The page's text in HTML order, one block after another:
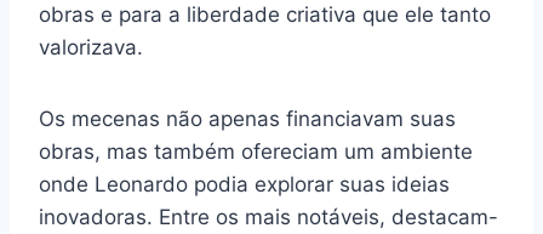
obras e para a liberdade criativa que ele tanto
valorizava.
Os mecenas não apenas financiavam suas
obras, mas também ofereciam um ambiente
onde Leonardo podia explorar suas ideias
inovadoras. Entre os mais notáveis, destacam-